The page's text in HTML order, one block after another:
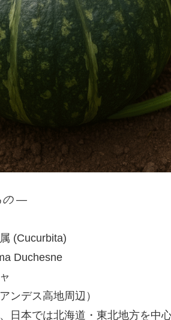
の ―
(Cucurbita)
Duchesne
ンデス高地周辺）
日本では北海道・東北地方を中